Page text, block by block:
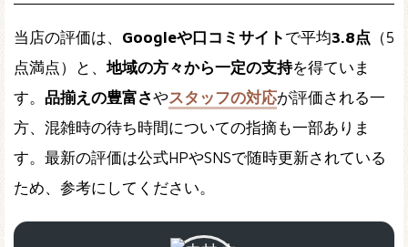
当店の評価は、 Googleや口コミサイト で平均3.8点 （5
点満点）と、 地域の方々から一定の支持を得ていま
す。 品揃えの豊富さやスタッフの対応が評価される一
方、混雑時の待ち時間についての指摘も一部ありま
す。最新の評価は公式HPやSNSで随時更新されている
ため、参考にしてください。